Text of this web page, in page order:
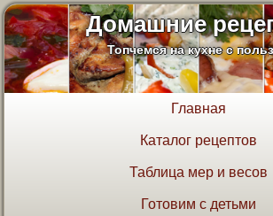
Домашние
Топчемся на кухне с
Главная
Каталог рецептов
Таблица мер и весов
Готовим с детьми